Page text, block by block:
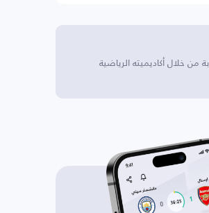
خلال أكاديميته الرياضية